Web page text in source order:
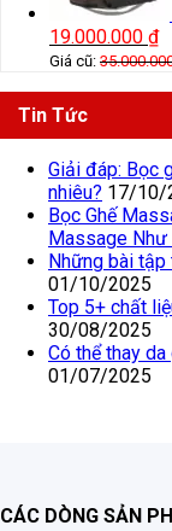
19.000.000 ₫
Giá cũ:
Tin Tức
Giải đáp: Bọc
nhiêu? 17/10/
Bọc Ghế
Massage
Những bài tập
01/10/2025
Top 5+ chất
30/08/2025
Có thể thay
01/07/2025
CÁC DÒNG SẢN